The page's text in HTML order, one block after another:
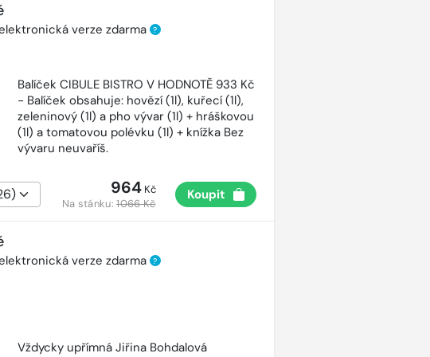
verze zdarma ?
Balíček CIBULE BISTRO V HODNOTĚ 933 Kč
- Balíček obsahuje: hovězí (1l), kuřecí (1l),
zeleninový (1l) a pho vývar (1l) + hráškovou
(1l) a tomatovou polévku (1l) + knížka Bez
vývaru neuvaříš.
964Kč
Na stánku:1066 Kč
Koupit
verze zdarma ?
Vždycky upřímná Jiřina Bohdalová